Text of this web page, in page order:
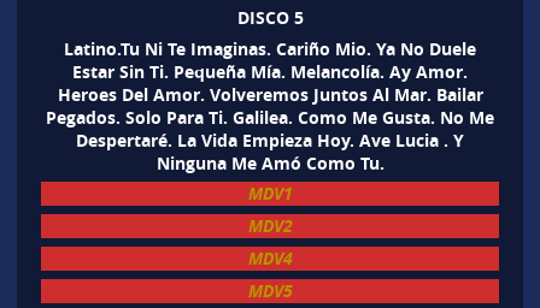
DISCO 5
Latino.Tu Ni Te Imaginas. Cariño Mio. Ya No Duele
Estar Sin Ti. Pequeña Mía. Melancolía. Ay Amor.
Heroes Del Amor. Volveremos Juntos Al Mar. Bailar
Pegados. Solo Para Ti. Galilea. Como Me Gusta. No Me
Despertaré. La Vida Empieza Hoy. Ave Lucia . Y
Ninguna Me Amó Como Tu.
MDV1
MDV2
MDV4
MDV5